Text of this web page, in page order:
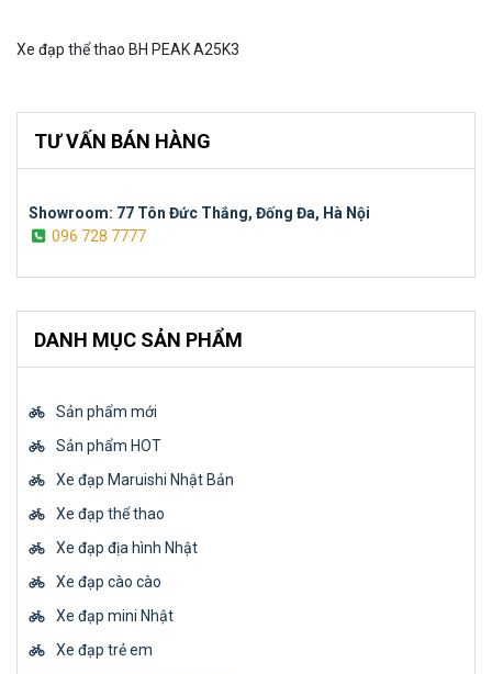
Xe đạp thể thao BH PEAK A25K3
TƯ VẤN BÁN HÀNG
Showroom: 77 Tôn Đức Thắng, Đống Đa, Hà Nội
096 728 7777
DANH MỤC SẢN PHẨM
Sản phẩm mới
Sản phẩm HOT
Xe đạp Maruishi Nhật Bản
Xe đạp thể thao
Xe đạp địa hình Nhật
Xe đạp cào cào
Xe đạp mini Nhật
Xe đạp trẻ em